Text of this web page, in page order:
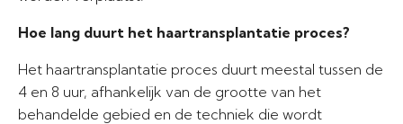
Hoe lang duurt het haartransplantatie proces?
Het haartransplantatie proces duurt meestal tussen de
4 en 8 uur, afhankelijk van de grootte van het
behandelde gebied en de techniek die wordt